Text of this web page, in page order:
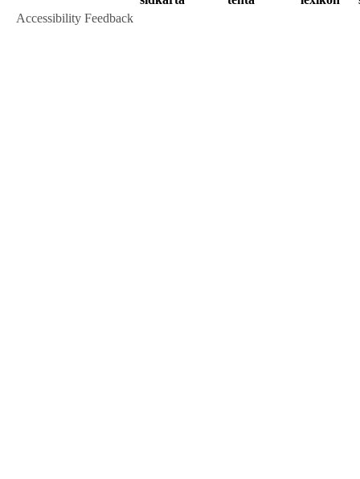
Accessibility Feedback